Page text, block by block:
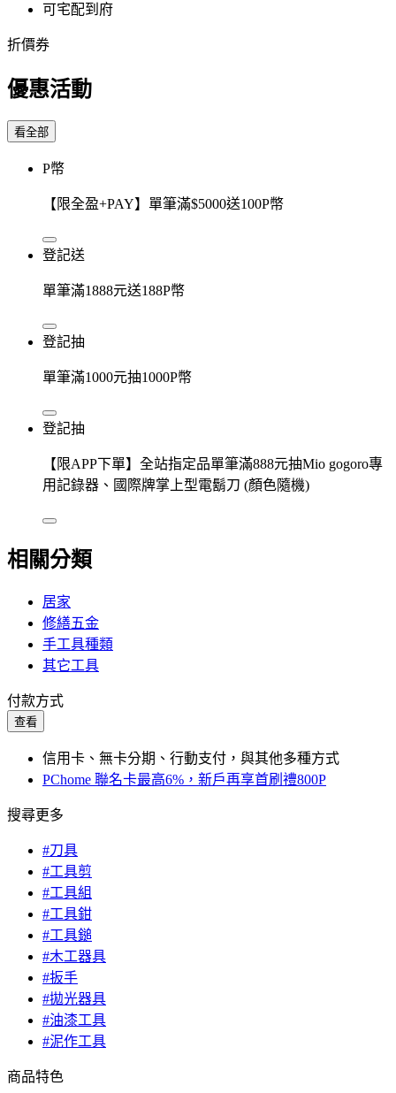
可宅配到府
折價券
優惠活動
看全部
P幣
【限全盈+PAY】單筆滿$5000送100P幣
登記送
單筆滿1888元送188P幣
登記抽
單筆滿1000元抽1000P幣
登記抽
【限APP下單】全站指定品單筆滿888元抽Mio gogoro專
用記錄器、國際牌掌上型電鬍刀 (顏色隨機)
相關分類
居家
修繕五金
手工具種類
其它工具
付款方式
查看
信用卡、無卡分期、行動支付，與其他多種方式
PChome 聯名卡最高6%，新戶再享首刷禮800P
搜尋更多
#刀具
#工具剪
#工具組
#工具鉗
#工具鎚
#木工器具
#扳手
#拋光器具
#油漆工具
#泥作工具
商品特色